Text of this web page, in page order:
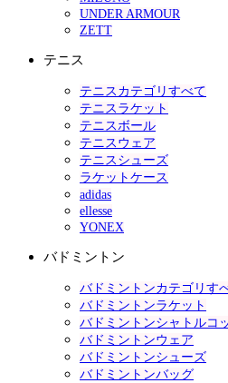
UNDER ARMOUR
ZETT
テニス
テニスカテゴリすべて
テニスラケット
テニスボール
テニスウェア
テニスシューズ
ラケットケース
adidas
ellesse
YONEX
バドミントン
バドミントンカテゴリす
バドミントンラケット
バドミントンシャトルコ
バドミントンウェア
バドミントンシューズ
バドミントンバッグ